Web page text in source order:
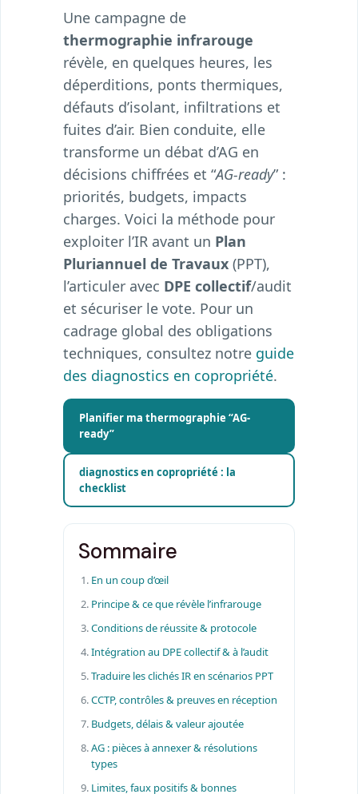
Une campagne de
thermographie infrarouge
révèle, en quelques heures, les
déperditions, ponts thermiques,
défauts d’isolant, infiltrations et
fuites d’air. Bien conduite, elle
transforme un débat d’AG en
décisions chiffrées et “AG-ready” :
priorités, budgets, impacts
charges. Voici la méthode pour
exploiter l’IR avant un Plan
Pluriannuel de Travaux (PPT),
l’articuler avec DPE collectif/audit
et sécuriser le vote. Pour un
cadrage global des obligations
techniques, consultez notre guide
des diagnostics en copropriété.
Planifier ma thermographie “AG-
ready”
diagnostics en copropriété : la
checklist
Sommaire
En un coup d’œil
Principe & ce que révèle l’infrarouge
Conditions de réussite & protocole
Intégration au DPE collectif & à l’audit
Traduire les clichés IR en scénarios PPT
CCTP, contrôles & preuves en réception
Budgets, délais & valeur ajoutée
AG : pièces à annexer & résolutions
types
Limites, faux positifs & bonnes